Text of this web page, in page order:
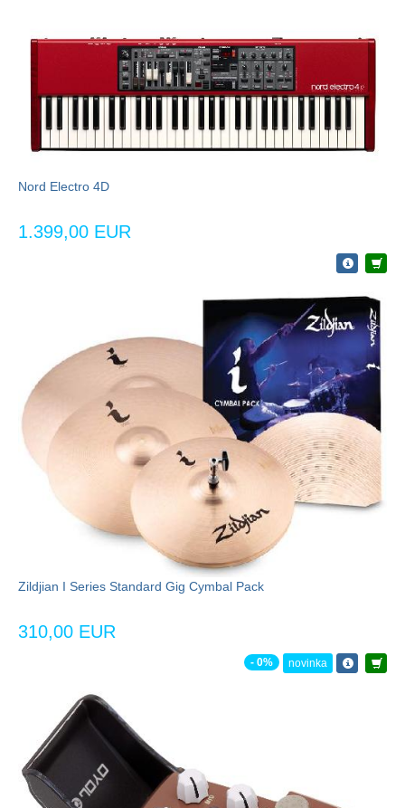
Nord Electro 4D
1.399,00 EUR
Zildjian I Series Standard Gig Cymbal Pack
310,00 EUR
- 0% novinka